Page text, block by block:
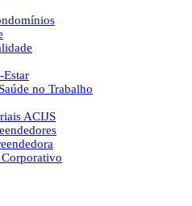
Estar
no Trabalho
ACIJS